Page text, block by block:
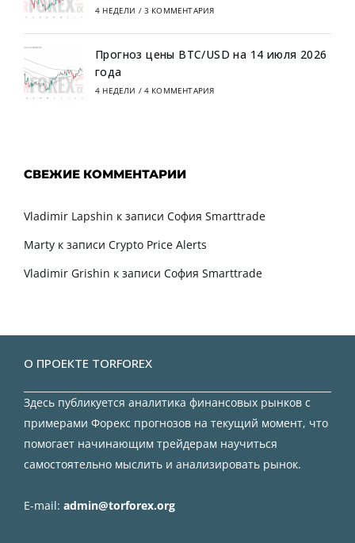
4 НЕДЕЛИ / 3 КОММЕНТАРИЯ
Прогноз цены BTC/USD на 14 июля 2026
года
4 НЕДЕЛИ / 4 КОММЕНТАРИЯ
СВЕЖИЕ КОММЕНТАРИИ
Vladimir Lapshin к записи София Smarttrade
Marty к записи Crypto Price Alerts
Vladimir Grishin к записи София Smarttrade
О ПРОЕКТЕ TORFOREX
Здесь публикуется аналитика финансовых рынков с
примерами Форекс прогнозов на текущий момент, что
помогает начинающим трейдерам научиться
самостоятельно мыслить и анализировать рынок.
E-mail: admin@torforex.org